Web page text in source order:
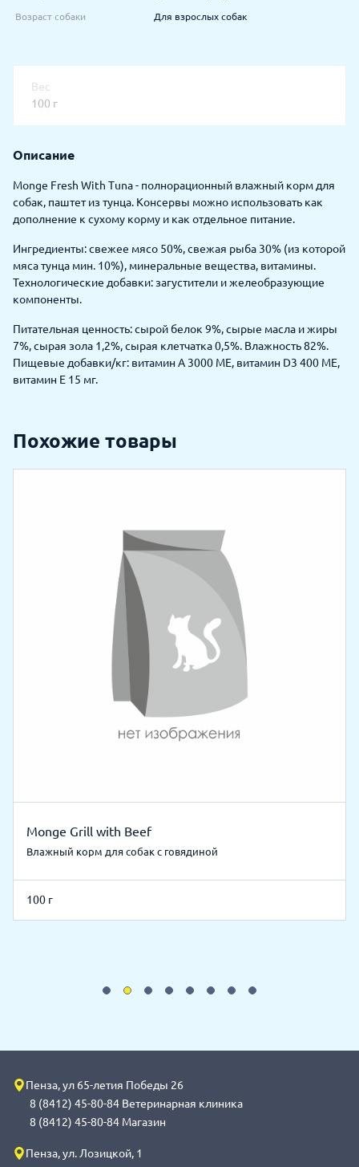
Возраст собаки Для взрослых собак
Вес
100 г
Описание
Monge Fresh With Tuna - полнорационный влажный корм для
собак, паштет из тунца. Консервы можно использовать как
дополнение к сухому корму и как отдельное питание.
Ингредиенты: свежее мясо 50%, свежая рыба 30% (из которой
мяса тунца мин. 10%), минеральные вещества, витамины.
Технологические добавки: загустители и желеобразующие
компоненты.
Питательная ценность: сырой белок 9%, сырые масла и жиры
7%, сырая зола 1,2%, сырая клетчатка 0,5%. Влажность 82%.
Пищевые добавки/кг: витамин А 3000 МЕ, витамин D3 400 МЕ,
витамин Е 15 мг.
Похожие товары
Monge Grill with Beef
Влажный корм для собак с говядиной
100 г
Пенза, ул 65-летия Победы 26
8 (8412) 45-80-84 Ветеринарная клиника
8 (8412) 45-80-84 Магазин
Пенза, ул. Лозицкой, 1